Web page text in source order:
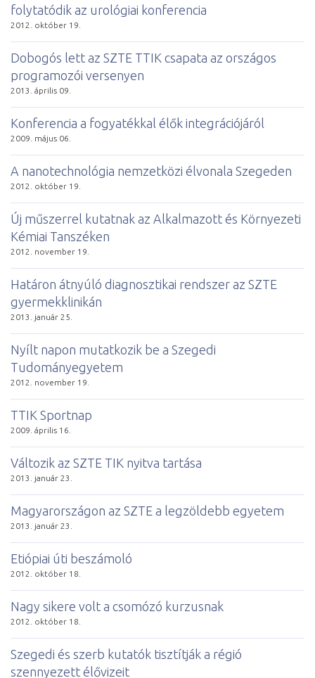
folytatódik az urológiai konferencia
2012. október 19.
Dobogós lett az SZTE TTIK csapata az országos
programozói versenyen
2013. április 09.
Konferencia a fogyatékkal élők integrációjáról
2009. május 06.
A nanotechnológia nemzetközi élvonala Szegeden
2012. október 19.
Új műszerrel kutatnak az Alkalmazott és Környezeti
Kémiai Tanszéken
2012. november 19.
Határon átnyúló diagnosztikai rendszer az SZTE
gyermekklinikán
2013. január 25.
Nyílt napon mutatkozik be a Szegedi
Tudományegyetem
2012. november 19.
TTIK Sportnap
2009. április 16.
Változik az SZTE TIK nyitva tartása
2013. január 23.
Magyarországon az SZTE a legzöldebb egyetem
2013. január 23.
Etiópiai úti beszámoló
2012. október 18.
Nagy sikere volt a csomózó kurzusnak
2012. október 18.
Szegedi és szerb kutatók tisztítják a régió
szennyezett élővizeit